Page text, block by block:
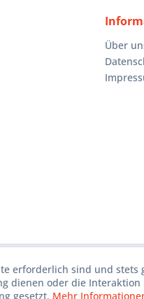
Über
erforderlich sind und stets
dienen oder die
gesetzt. Mehr